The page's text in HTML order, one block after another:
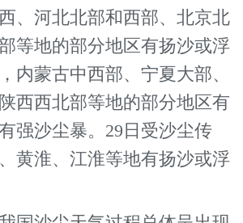
、河北北部和西部、北京北
等地的部分地区有扬沙或浮
内蒙古中西部、宁夏大部、
西西北部等地的部分地区有
强沙尘暴。29日受沙尘传
黄淮、江淮等地有扬沙或浮